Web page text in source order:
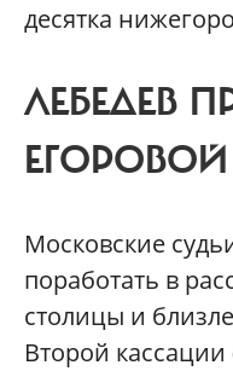
десятка
ЛЕБЕДЕВ
ЕГОРОВОЙ
Московские
поработать в
столицы и
Второй кассации